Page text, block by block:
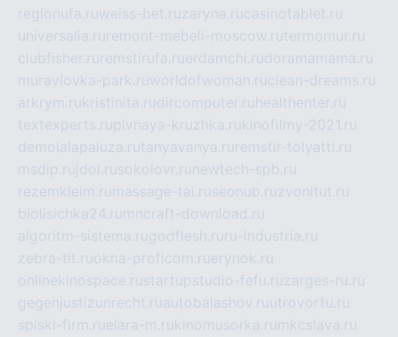
regionufa.ruweiss-bet.ruzaryna.rucasinotablet.ru
universalia.ru remont-mebeli-moscow.rutermomur.ru
clubfisher.ru remstirufa.ruerdamchi.rudoramamama.ru
muraviovka-park.ruworldofwoman.ruclean-dreams.ru
arkrym.rukristinita.rudircomputer.ru healthenter.ru
textexperts.rupivnaya-kruzhka.rukinofilmy-2021.ru
demolalapaluza.rutanyavanya.ru remstir-tolyatti.ru
msdip.ru jdol.rusokolovr.ru newtech-spb.ru
rezemkleim.ru massage-tai.ruseonub.ruzvonitut.ru
biolisichka24.ru mncraft-download.ru
algoritm-sistema.rugodflesh.ru ru-industria.ru
zebra-tlt.ruokna-proficom.ruerynok.ru
onlinekinospace.rustartupstudio-fefu.ruzarges-ru.ru
gegenjustizunrecht.ruautobalashov.ruutrovortu.ru
spiski-firm.ruelara-m.rukinomusorka.ru mkcslava.ru